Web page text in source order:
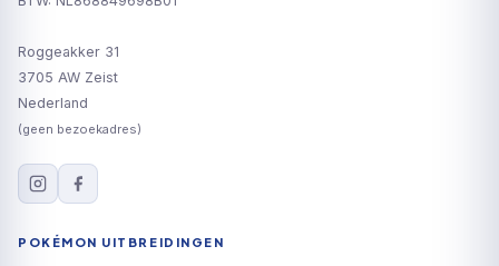
Roggeakker 31
3705 AW Zeist
Nederland
(geen bezoekadres)
POKÉMON UITBREIDINGEN